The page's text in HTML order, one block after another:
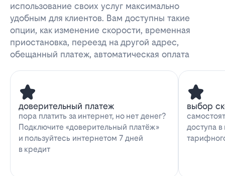
использование своих услуг максимально
удобным для клиентов. Вам доступны такие
опции, как изменение скорости, временная
приостановка, переезд на другой адрес,
обещанный платеж, автоматическая оплата
доверительный платеж
пора платить за интернет, но нет денег?
Подключите «доверительный платёж»
и пользуйтесь интернетом 7 дней
в кредит
выбор
доступа